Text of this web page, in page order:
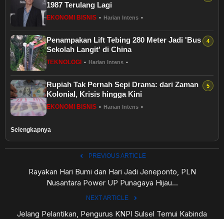
1987 Terulang Lagi
EKONOMI BISNIS • Harian Intens •
Penampakan Lift Tebing 280 Meter Jadi 'Bus
Sekolah Langit' di China
TEKNOLOGI • Harian Intens •
Rupiah Tak Pernah Sepi Drama: dari Zaman
Kolonial, Krisis hingga Kini
EKONOMI BISNIS • Harian Intens •
Selengkapnya
PREVIOUS ARTICLE
Rayakan Hari Bumi dan Hari Jadi Jeneponto, PLN
Nusantara Power UP Punagaya Hijau...
NEXT ARTICLE
Jelang Pelantikan, Pengurus KNPI Sulsel Temui Kabinda